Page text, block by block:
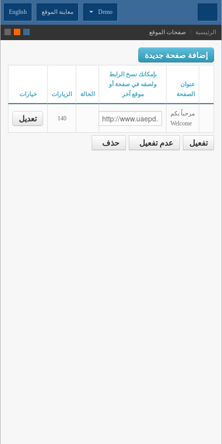
Demo معاينة الموقع English
الرئيسية / صفحات الموقع
إضافة صفحة جديدة
عنوان
الصفحة
بإمكانك نسخ الرابط
ولصقه في صفحة أو
موقع آخر
الحالة الزيارات خيارات
مرحباً بكم
Welcome
140 تعديل
تفعيل عدم تفعيل حذف